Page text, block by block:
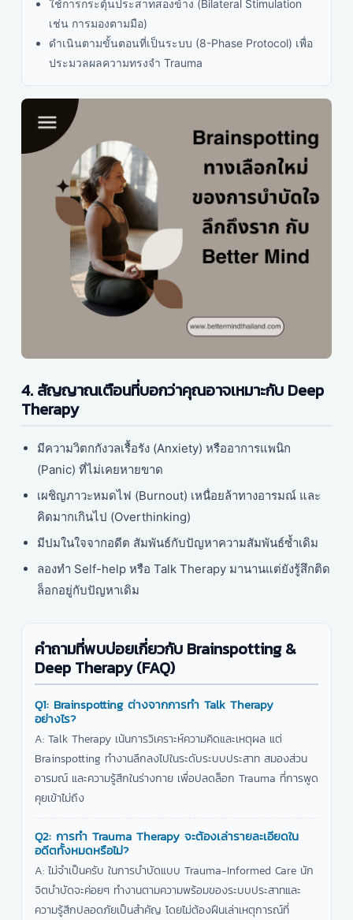
ใช้การกระตุ้นประสาทสองข้าง (Bilateral Stimulation
เช่น การมองตามมือ)
ดำเนินตามขั้นตอนที่เป็นระบบ (8-Phase Protocol) เพื่อ
ประมวลผลความทรงจำ Trauma
4. สัญญาณเตือนที่บอกว่าคุณอาจเหมาะกับ Deep
Therapy
มีความวิตกกังวลเรื้อรัง (Anxiety) หรืออาการแพนิก
(Panic) ที่ไม่เคยหายขาด
เผชิญภาวะหมดไฟ (Burnout) เหนื่อยล้าทางอารมณ์ และ
คิดมากเกินไป (Overthinking)
มีปมในใจจากอดีต สัมพันธ์กับปัญหาความสัมพันธ์ซ้ำเดิม
ลองทำ Self-help หรือ Talk Therapy มานานแต่ยังรู้สึกติด
ล็อกอยู่กับปัญหาเดิม
คำถามที่พบบ่อยเกี่ยวกับ Brainspotting &
Deep Therapy (FAQ)
Q1: Brainspotting ต่างจากการทำ Talk Therapy
อย่างไร?
A: Talk Therapy เน้นการวิเคราะห์ความคิดและเหตุผล แต่
Brainspotting ทำงานลึกลงไปในระดับระบบประสาท สมองส่วน
อารมณ์ และความรู้สึกในร่างกาย เพื่อปลดล็อก Trauma ที่การพูด
คุยเข้าไม่ถึง
Q2: การทำ Trauma Therapy จะต้องเล่ารายละเอียดใน
อดีตทั้งหมดหรือไม่?
A: ไม่จำเป็นครับ ในการบำบัดแบบ Trauma-Informed Care นัก
จิตบำบัดจะค่อยๆ ทำงานตามความพร้อมของระบบประสาทและ
ความรู้สึกปลอดภัยเป็นสำคัญ โดยไม่ต้องฝืนเล่าเหตุการณ์ที่